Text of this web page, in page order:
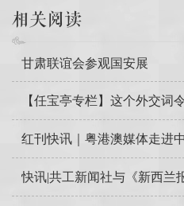
相关阅读
甘肃联谊会参观国安展
【任宝亭专栏】这个外交词